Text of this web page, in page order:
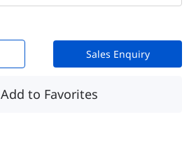
Sales Enquiry
Add to Favorites